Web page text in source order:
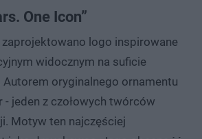
One Icon”
zaprojektowano logo inspirowane
widocznym na suficie
oryginalnego ornamentu
- jeden z czołowych twórców
Motyw ten najczęściej